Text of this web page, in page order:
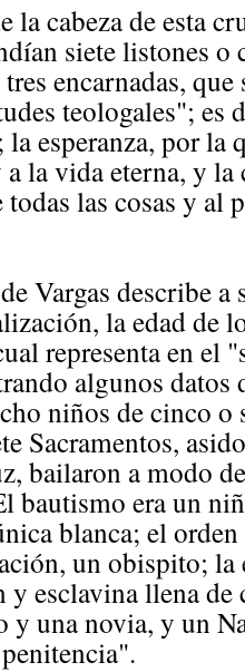
la cabeza de esta
siete listones o
encarnadas,
teologales"; es
esperanza, por la
la vida eterna, y
todas las cosas y al
Vargas describe
la edad de
representa en
algunos datos
niños de cinco o
Sacramentos,
bailaron a modo
bautismo era un
blanca; el
un obispito;
esclavina llena de
una novia, y un